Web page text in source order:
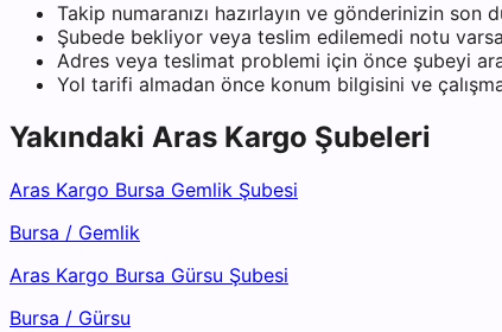
Takip numaranızı hazırlayın ve gönderinizin son
Şubede bekliyor veya teslim edilemedi notu
Adres veya teslimat problemi için önce şubeyi
Yol tarifi almadan önce konum bilgisini ve
Yakındaki Aras Kargo Şubeleri
Aras Kargo Bursa Gemlik Şubesi
Bursa / Gemlik
Aras Kargo Bursa Gürsu Şubesi
Bursa / Gürsu